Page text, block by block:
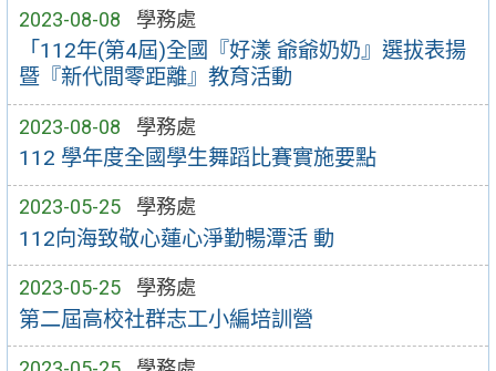
2023-08-08 學務處
「112年(第4屆)全國『好漾 爺爺奶奶』選拔表揚
暨『新代間零距離』教育活動
2023-08-08 學務處
112 學年度全國學生舞蹈比賽實施要點
2023-05-25 學務處
112向海致敬心蓮心淨勤暢潭活 動
2023-05-25 學務處
第二屆高校社群志工小編培訓營